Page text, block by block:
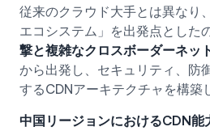
従来のクラウド大手とは異なり
エコシステム」を出発点とした
撃と複雑なクロスボーダーネッ
から出発し、セキュリティ、防
するCDNアーキテクチャを構築
中国リージョンにおけるCDN能